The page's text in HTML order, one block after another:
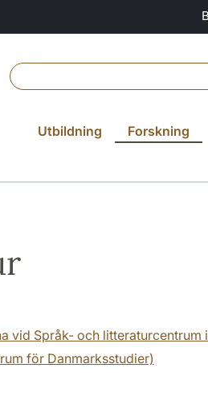
Utbildning Forskning
vid Språk- och litteraturcentrum
för Danmarksstudier)